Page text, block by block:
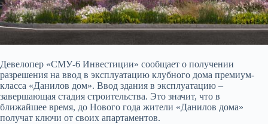
Девелопер «СМУ-6 Инвестиции» сообщает о получении
разрешения на ввод в эксплуатацию клубного дома премиум-
класса «Данилов дом». Ввод здания в эксплуатацию –
завершающая стадия строительства. Это значит, что в
ближайшее время, до Нового года жители «Данилов дома»
получат ключи от своих апартаментов.